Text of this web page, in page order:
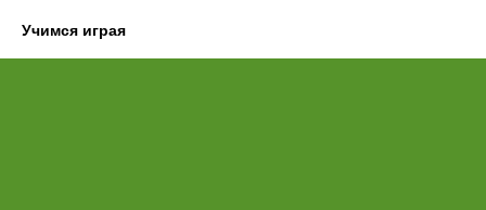
Учимся играя